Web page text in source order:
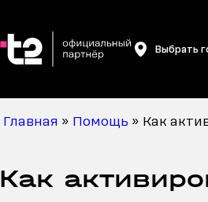
Выбрать
Главная » Помощь » Как
Как